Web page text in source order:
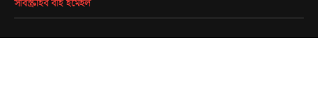
সাবস্ক্রাইব বাই ইমেইল